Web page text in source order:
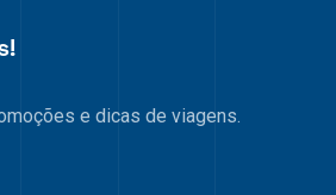
e dicas de viagens.